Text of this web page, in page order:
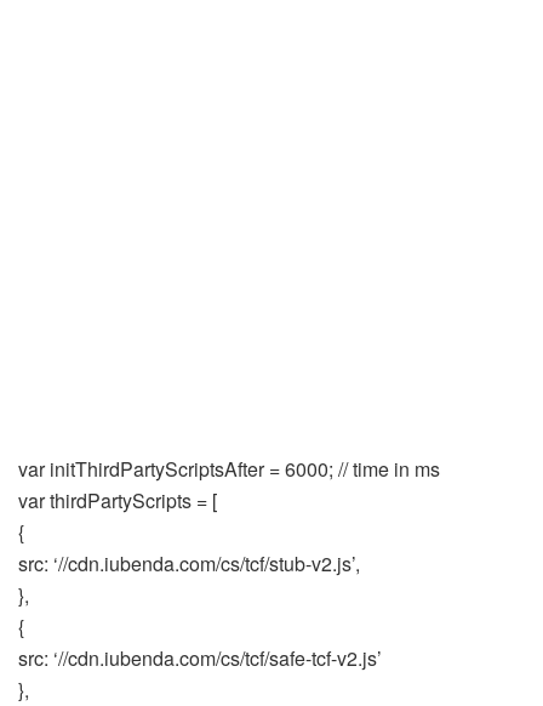
var initThirdPartyScriptsAfter = 6000; // time in ms
var thirdPartyScripts = [
{
src: ‘//cdn.iubenda.com/cs/tcf/stub-v2.js’,
},
{
src: ‘//cdn.iubenda.com/cs/tcf/safe-tcf-v2.js’
},